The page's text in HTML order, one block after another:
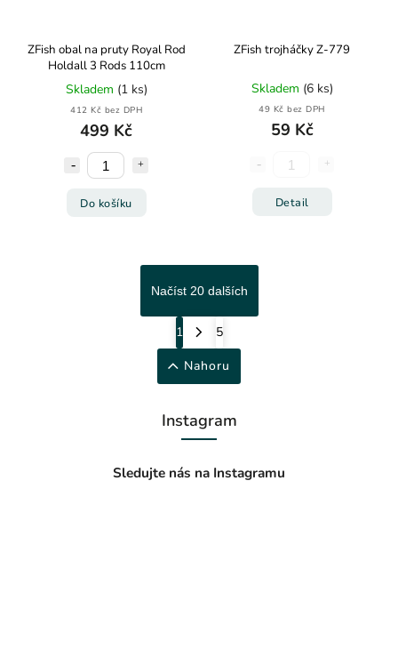
ZFish obal na pruty Royal Rod
Holdall 3 Rods 110cm
Skladem (1 ks)
412 Kč bez DPH
499 Kč
Do košíku
ZFish trojháčky Z-779
Skladem (6 ks)
49 Kč bez DPH
59 Kč
Detail
Načíst 20 dalších
1
5
Nahoru
Instagram
Sledujte nás na Instagramu